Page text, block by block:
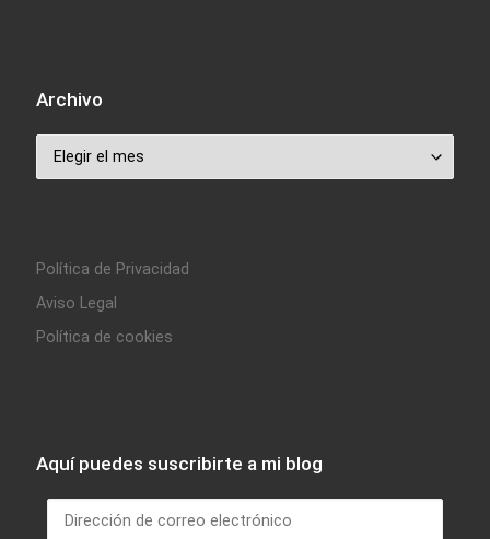
Archivo
Archivo
Política de Privacidad
Aviso Legal
Política de cookies
Aquí puedes suscribirte a mi blog
Dirección de correo electrónico